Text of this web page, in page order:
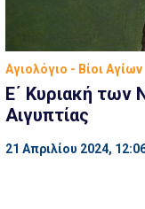
Αγιολόγιο - Βίοι Αγίων
Ε΄ Κυριακή των
Αιγυπτίας
21 Απριλίου 2024,